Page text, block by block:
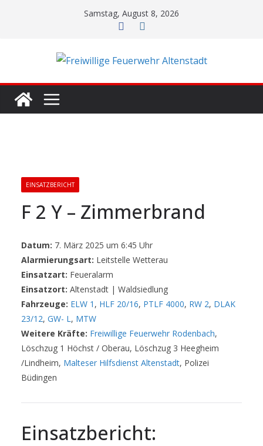
Samstag, August 8, 2026
EINSATZBERICHT
F 2 Y – Zimmerbrand
Datum: 7. März 2025 um 6:45 Uhr
Alarmierungsart: Leitstelle Wetterau
Einsatzart: Feueralarm
Einsatzort: Altenstadt | Waldsiedlung
Fahrzeuge: ELW 1 , HLF 20/16, PTLF 4000, RW 2, DLAK
23/12, GW- L, MTW
Weitere Kräfte: Freiwillige Feuerwehr Rodenbach,
Löschzug 1 Höchst / Oberau, Löschzug 3 Heegheim
/Lindheim, Malteser Hilfsdienst Altenstadt, Polizei
Büdingen
Einsatzbericht: